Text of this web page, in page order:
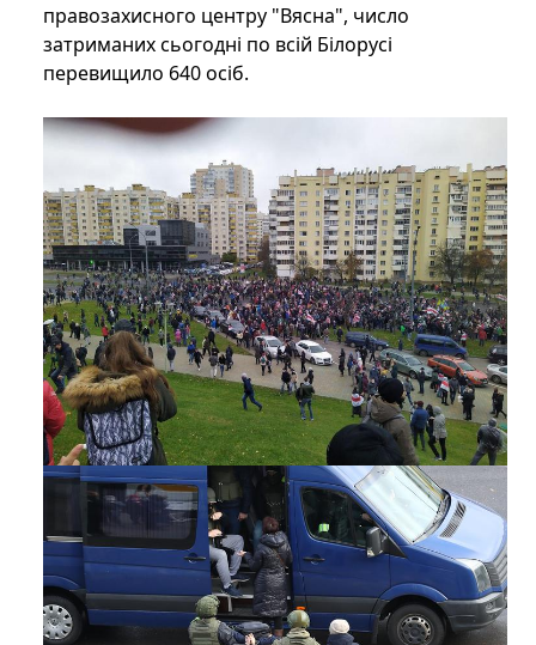
правозахисного центру "Вясна", число
затриманих сьогодні по всій Білорусі
перевищило 640 осіб.